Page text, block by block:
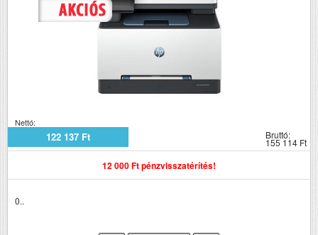
Nettó:
122 137 Ft Bruttó:
155 114 Ft
12 000 Ft pénzvisszatérítés!
0..